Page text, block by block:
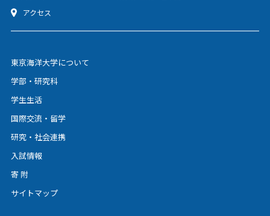
アクセス
東京海洋大学について
学部・研究科
学生生活
国際交流・留学
研究・社会連携
入試情報
寄 附
サイトマップ